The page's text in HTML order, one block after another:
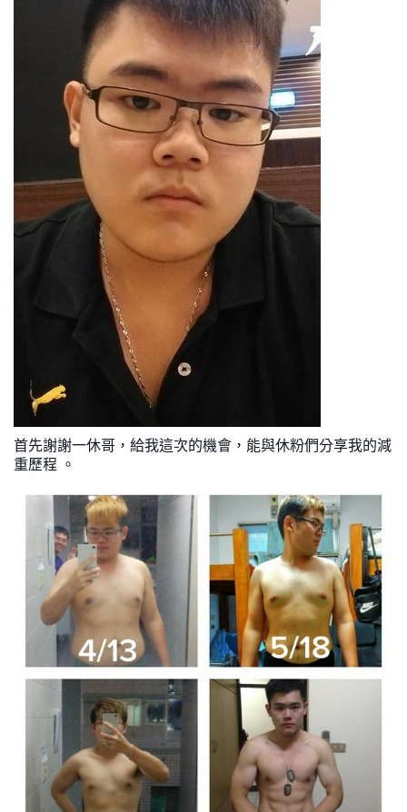
首先謝謝一休哥，給我這次的機會，能與休粉們分享我的減
重歷程 。